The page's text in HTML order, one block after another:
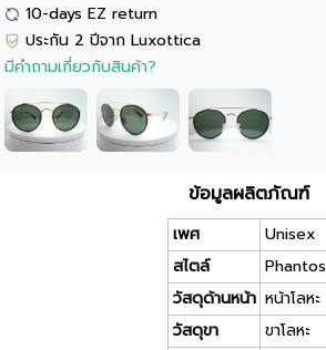
10-days EZ return
ประกัน 2 ปีจาก Luxottica
มีคำถามเกี่ยวกับสินค้า?
ข้อมูลผลิตภัณฑ์
เพศ
Unisex
สไตล์
Phantos
วัสดุด้านหน้า หน้าโลหะ
วัสดุขา
ขาโลหะ